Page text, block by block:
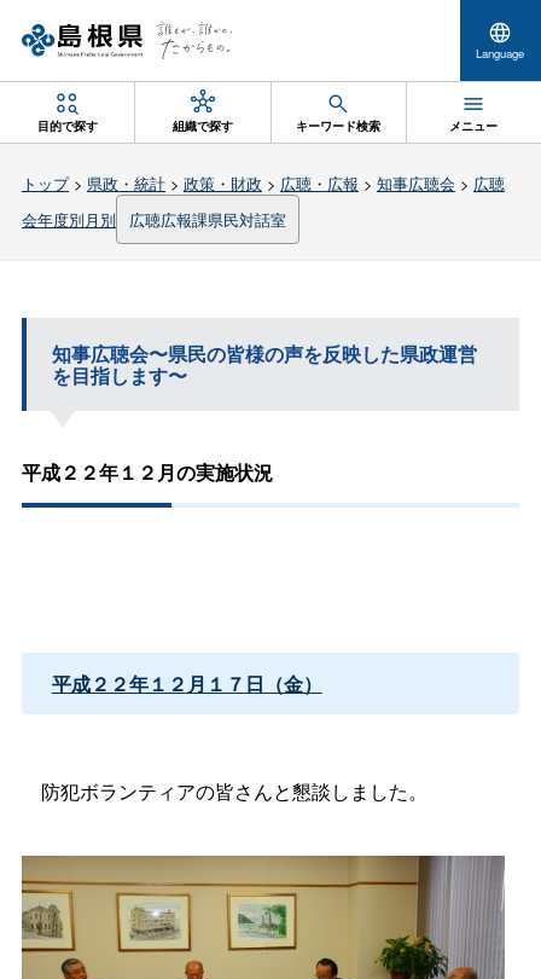
Language
目的で探す 組織で探す キーワード検索 メニュー
トップ> 県政・統計> 政策・財政 > 広聴・広報 > 知事広聴会 > 広聴
会年度別月別
広聴広報課県民対話室
知事広聴会〜県民の皆様の声を反映した県政運営
を目指します〜
平成２２年１２月の実施状況
平成２２年１２月１７日（金）
防犯ボランティアの皆さんと懇談しました。